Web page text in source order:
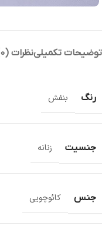
توضیحات تکمیلینظرات (0)
رنگ بنفش
جنسیت زنانه
جنس کائوچویی